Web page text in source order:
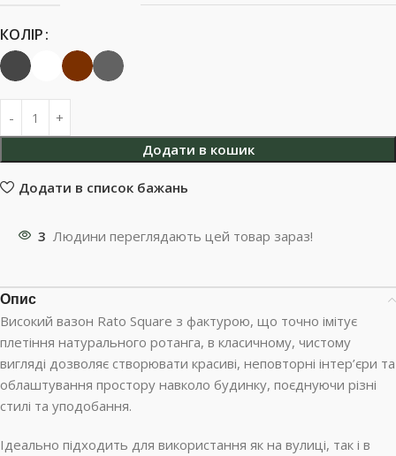
КОЛІР
Додати в кошик
Додати в список бажань
3 Людини переглядають цей товар зараз!
Опис
Високий вазон Rato Square з фактурою, що точно імітує
плетіння натурального ротанга, в класичному, чистому
вигляді дозволяє створювати красиві, неповторні інтер’єри та
облаштування простору навколо будинку, поєднуючи різні
стилі та уподобання.
Ідеально підходить для використання як на вулиці, так і в